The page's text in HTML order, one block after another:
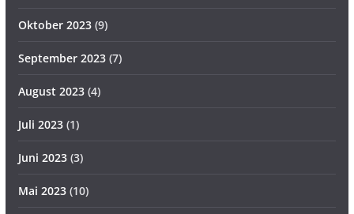
Oktober 2023(9)
September 2023(7)
August 2023(4)
Juli 2023(1)
Juni 2023(3)
Mai 2023(10)